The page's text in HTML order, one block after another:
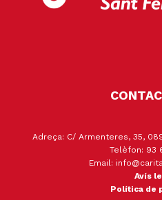
Adreça: C/ Armenteres, 35,
Telèfon: 93
Email:
Avís
Política de